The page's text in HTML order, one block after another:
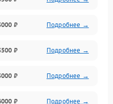
₽ Подробнее →
₽ Подробнее →
₽ Подробнее →
₽ Подробнее →